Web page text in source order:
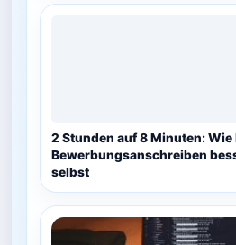
2 Stunden auf 8 Minuten: Wie
Bewerbungsanschreiben
selbst